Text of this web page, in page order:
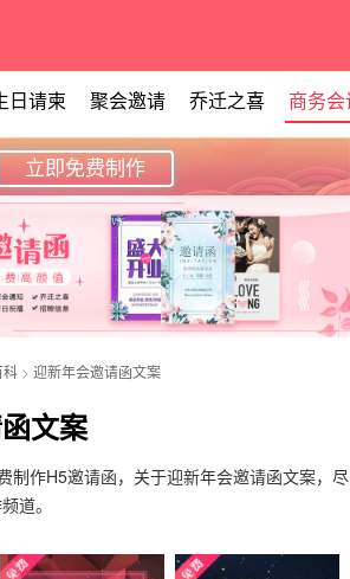
日请柬 聚会邀请 乔迁之喜 商务会
立即免费制作
科 > 迎新年会邀请函文案
文案
制作H5邀请函，关于迎新年会邀请函文案，尽
道。